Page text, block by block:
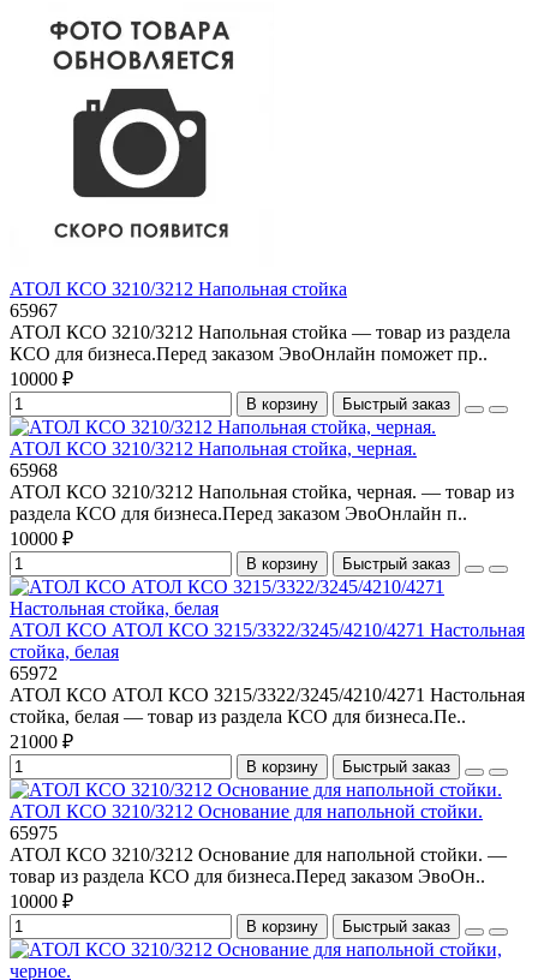
АТОЛ КСО 3210/3212 Напольная стойка
65967
АТОЛ КСО 3210/3212 Напольная стойка — товар из раздела
КСО для бизнеса.Перед заказом ЭвоОнлайн поможет пр..
10000 ₽
В корзину Быстрый заказ
АТОЛ КСО 3210/3212 Напольная стойка, черная.
65968
АТОЛ КСО 3210/3212 Напольная стойка, черная. — товар из
раздела КСО для бизнеса.Перед заказом ЭвоОнлайн п..
10000 ₽
В корзину Быстрый заказ
АТОЛ КСО АТОЛ КСО 3215/3322/3245/4210/4271 Настольная
стойка, белая
65972
АТОЛ КСО АТОЛ КСО 3215/3322/3245/4210/4271 Настольная
стойка, белая — товар из раздела КСО для бизнеса.Пе..
21000 ₽
В корзину Быстрый заказ
АТОЛ КСО 3210/3212 Основание для напольной стойки.
65975
АТОЛ КСО 3210/3212 Основание для напольной стойки. —
товар из раздела КСО для бизнеса.Перед заказом ЭвоОн..
10000 ₽
В корзину Быстрый заказ